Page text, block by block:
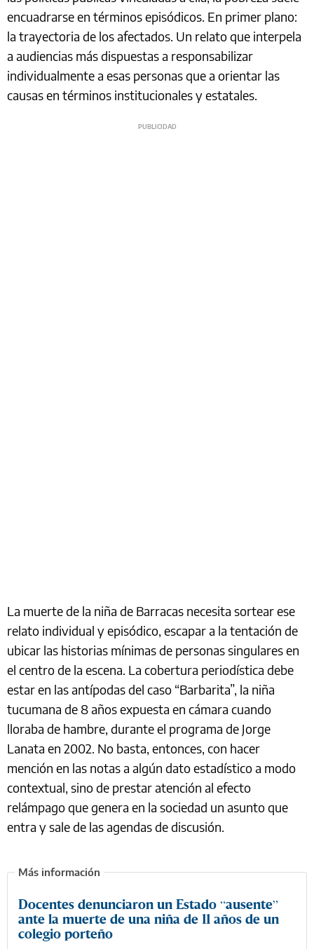
encuadrarse en términos episódicos. En primer plano:
la trayectoria de los afectados. Un relato que interpela
a audiencias más dispuestas a responsabilizar
individualmente a esas personas que a orientar las
causas en términos institucionales y estatales.
La muerte de la niña de Barracas necesita sortear ese
relato individual y episódico, escapar a la tentación de
ubicar las historias mínimas de personas singulares en
el centro de la escena. La cobertura periodística debe
estar en las antípodas del caso “Barbarita”, la niña
tucumana de 8 años expuesta en cámara cuando
lloraba de hambre, durante el programa de Jorge
Lanata en 2002. No basta, entonces, con hacer
mención en las notas a algún dato estadístico a modo
contextual, sino de prestar atención al efecto
relámpago que genera en la sociedad un asunto que
entra y sale de las agendas de discusión.
Docentes denunciaron un Estado “ausente”
ante la muerte de una niña de 11 años de un
colegio porteño